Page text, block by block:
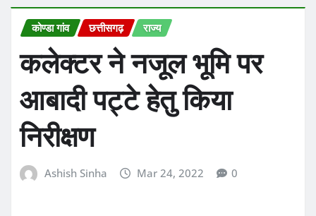
कोण्डा गांव छत्तीसगढ़ राज्य
कलेक्टर ने नजूल भूमि पर
आबादी पट्टे हेतु किया
निरीक्षण
Ashish Sinha Mar 24, 2022 0